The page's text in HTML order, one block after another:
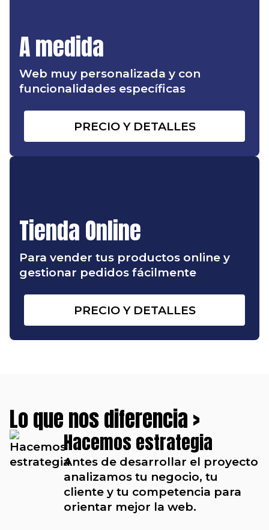
A medida
Web muy personalizada y con
funcionalidades específicas
PRECIO Y DETALLES
Tienda Online
Para vender tus productos online y
gestionar pedidos fácilmente
PRECIO Y DETALLES
Lo que nos diferencia >
Hacemos estrategia
Antes de desarrollar el proyecto
analizamos tu negocio, tu
cliente y tu competencia para
orientar mejor la web.